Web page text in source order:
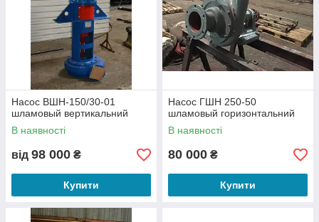
Насос ВШН-150/30-01
шламовый вертикальний
В наявності
від 98 000 ₴
Купити
Насос ГШН 250-50
шламовый горизонтальний
В наявності
80 000 ₴
Купити